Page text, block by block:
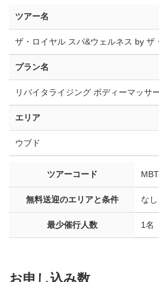
ツアー名
ザ・ロイヤル スパ&ウェルネス by ザ
プラン名
リバイタライジング ボディーマッサ
エリア
ウブド
ツアーコード
無料送迎のエリアと条件 なし
最少催行人数 1名
お申し込み数